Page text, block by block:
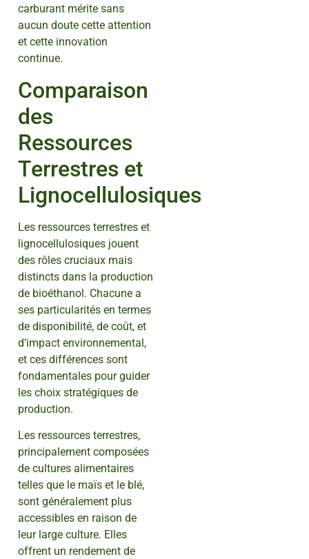
carburant mérite sans
aucun doute cette attention
et cette innovation
continue.
Comparaison
des
Ressources
Terrestres et
Lignocellulosiques
Les ressources terrestres et
lignocellulosiques jouent
des rôles cruciaux mais
distincts dans la production
de bioéthanol. Chacune a
ses particularités en termes
de disponibilité, de coût, et
d’impact environnemental,
et ces différences sont
fondamentales pour guider
les choix stratégiques de
production.
Les ressources terrestres,
principalement composées
de cultures alimentaires
telles que le maïs et le blé,
sont généralement plus
accessibles en raison de
leur large culture. Elles
offrent un rendement de